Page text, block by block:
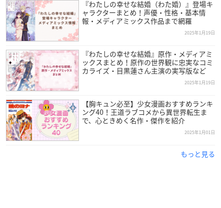
『わたしの幸せな結婚（わた婚）』登場キ
ャラクターまとめ！声優・性格・基本情
報・メディアミックス作品まで網羅
2025年1月19日
『わたしの幸せな結婚』原作・メディアミ
ックスまとめ！原作の世界観に忠実なコミ
カライズ・目黒蓮さん主演の実写版など
2025年1月19日
【胸キュン必至】少女漫画おすすめランキ
ング40！王道ラブコメから異世界転生ま
で、心ときめく名作・傑作を紹介
2025年1月01日
もっと見る